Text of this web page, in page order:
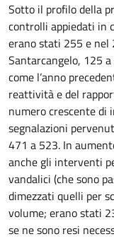
Sotto il profilo della
controlli appiedati in
erano stati 255 e nel
Santarcangelo, 125
come l’anno
reattività e del
numero crescente
segnalazioni
471 a 523. In
anche gli interventi
vandalici (che sono
dimezzati quelli per
volume; erano stati
se ne sono resi